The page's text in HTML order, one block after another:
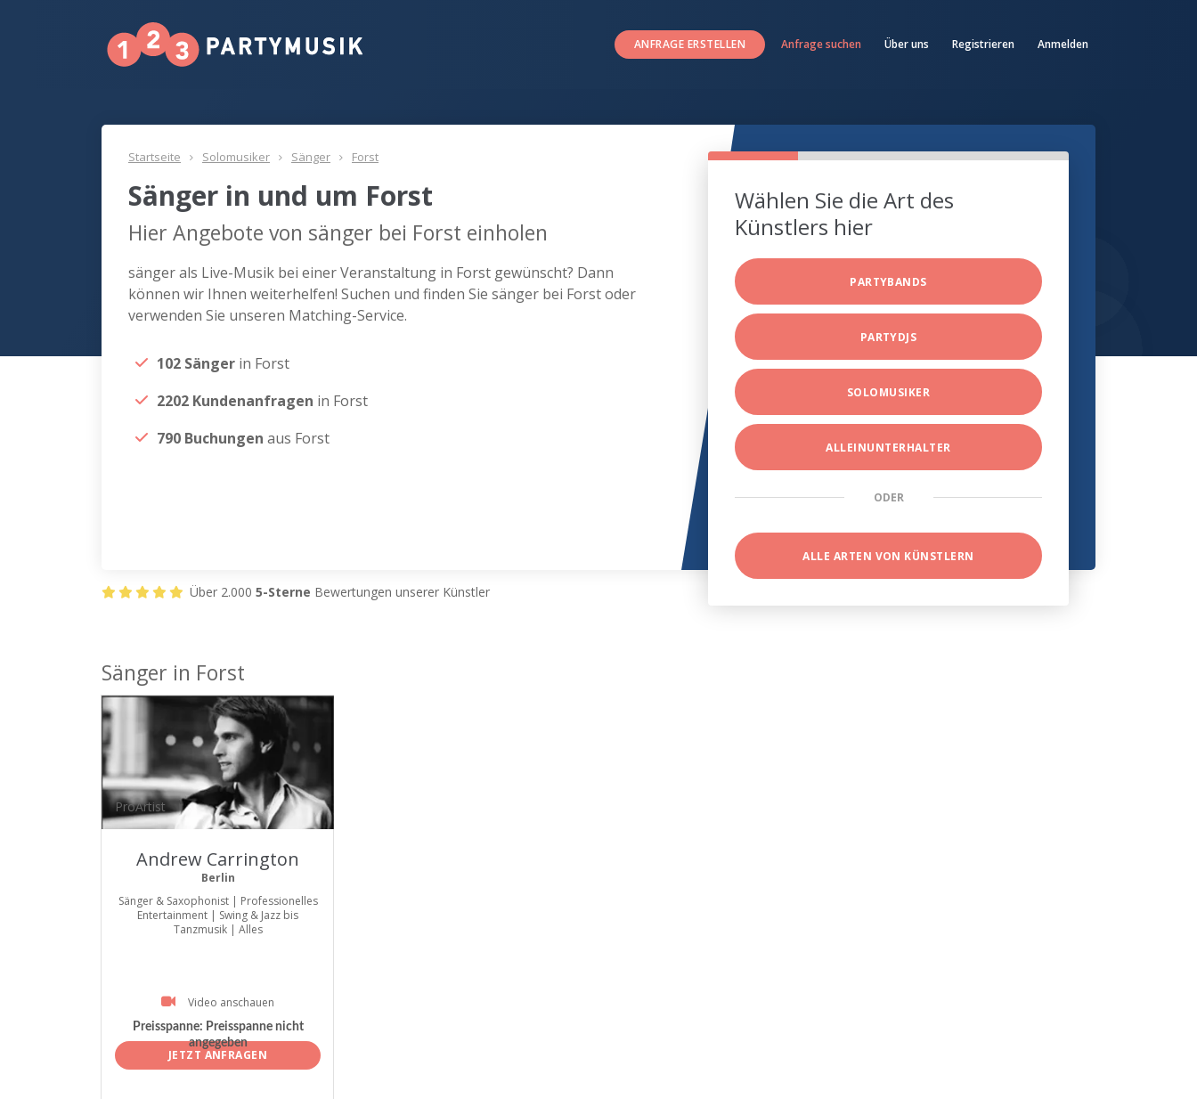
ANFRAGE ERSTELLEN Anfrage suchen Über uns Registrieren Anmelden
Startseite Solomusiker Sänger Forst
Sänger in und um Forst
Hier Angebote von sänger bei Forst einholen
sänger als Live-Musik bei einer Veranstaltung in Forst gewünscht? Dann
können wir Ihnen weiterhelfen! Suchen und finden Sie sänger bei Forst oder
verwenden Sie unseren Matching-Service.
102 Sänger in Forst
2202 Kundenanfragen in Forst
790 Buchungen aus Forst
Wählen Sie die Art des
Künstlers hier
PARTYBANDS
PARTYDJS
SOLOMUSIKER
ALLEINUNTERHALTER
ODER
ALLE ARTEN VON KÜNSTLERN
Über 2.000 5-Sterne Bewertungen unserer Künstler
Sänger in Forst
ProArtist
Andrew Carrington
Berlin
Sänger & Saxophonist | Professionelles
Entertainment | Swing & Jazz bis
Tanzmusik | Alles
Video anschauen
Preisspanne: Preisspanne nicht
angegeben
JETZT ANFRAGEN